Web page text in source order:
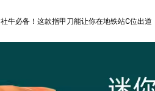
社牛必备！这款指甲刀能让你在地铁站C位出道